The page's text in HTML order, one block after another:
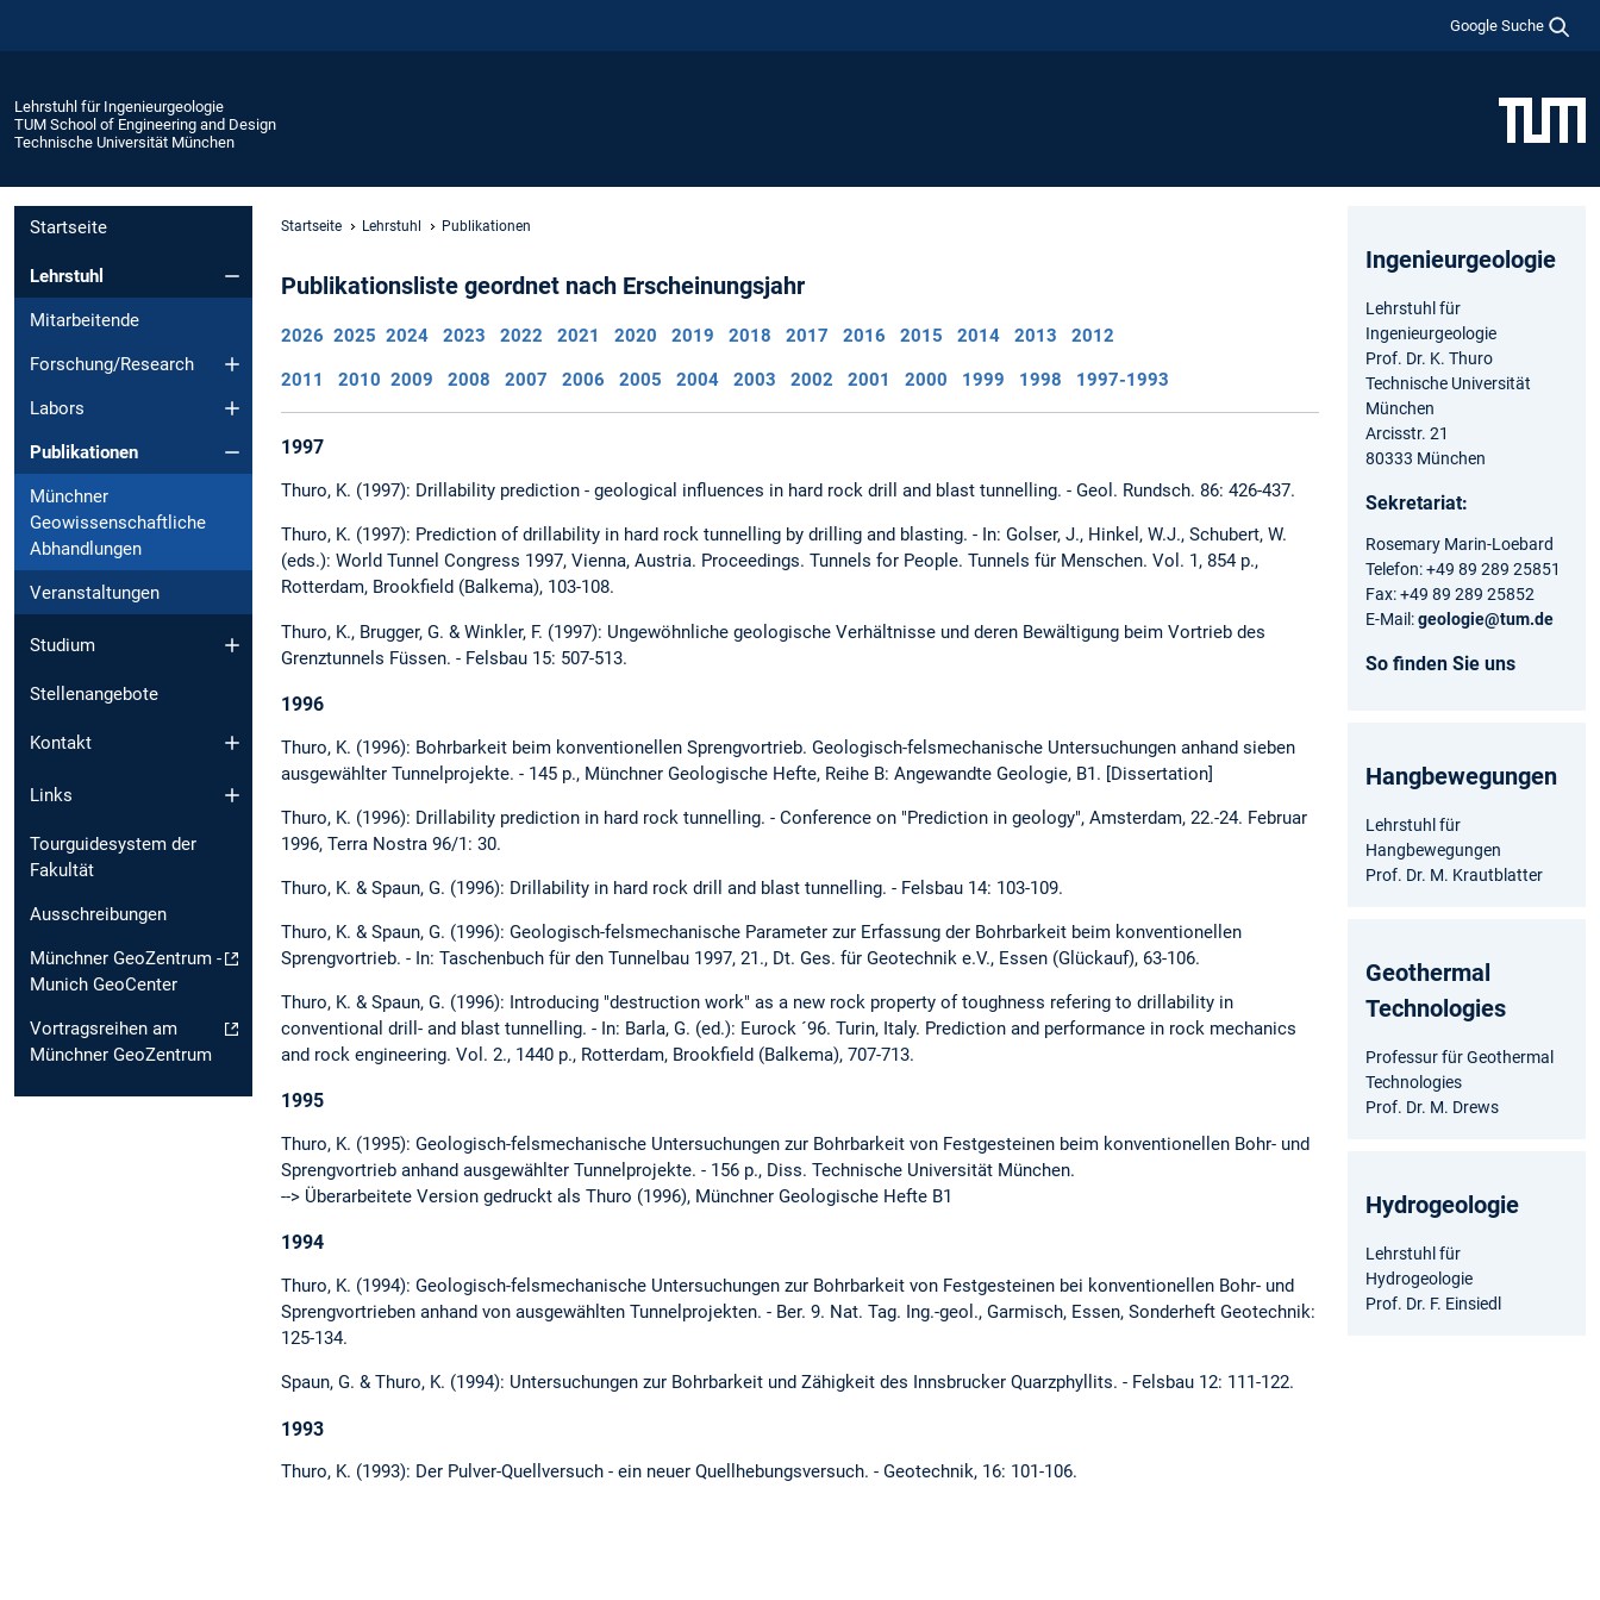
Google Suche
Lehrstuhl für Ingenieurgeologie
TUM School of Engineering and Design
Technische Universität München
Startseite
Lehrstuhl
Mitarbeitende
Forschung/Research
Labors
Publikationen
Münchner
Geowissenschaftliche
Abhandlungen
Veranstaltungen
Studium
Stellenangebote
Kontakt
Links
Tourguidesystem der
Fakultät
Ausschreibungen
Münchner GeoZentrum -
Munich GeoCenter
Vortragsreihen am
Münchner GeoZentrum
Startseite Lehrstuhl Publikationen
Publikationsliste geordnet nach Erscheinungsjahr
2026 2025 2024 2023 2022 2021 2020 2019 2018 2017 2016 2015 2014 2013 2012
2011 2010 2009 2008 2007 2006 2005 2004 2003 2002 2001 2000 1999 1998 1997-1993
1997
Thuro, K. (1997): Drillability prediction - geological influences in hard rock drill and blast tunnelling. - Geol. Rundsch. 86: 426-437.
Thuro, K. (1997): Prediction of drillability in hard rock tunnelling by drilling and blasting. - In: Golser, J., Hinkel, W.J., Schubert, W.
(eds.): World Tunnel Congress 1997, Vienna, Austria. Proceedings. Tunnels for People. Tunnels für Menschen. Vol. 1, 854 p.,
Rotterdam, Brookfield (Balkema), 103-108.
Thuro, K., Brugger, G. & Winkler, F. (1997): Ungewöhnliche geologische Verhältnisse und deren Bewältigung beim Vortrieb des
Grenztunnels Füssen. - Felsbau 15: 507-513.
1996
Thuro, K. (1996): Bohrbarkeit beim konventionellen Sprengvortrieb. Geologisch-felsmechanische Untersuchungen anhand sieben
ausgewählter Tunnelprojekte. - 145 p., Münchner Geologische Hefte, Reihe B: Angewandte Geologie, B1. [Dissertation]
Thuro, K. (1996): Drillability prediction in hard rock tunnelling. - Conference on "Prediction in geology", Amsterdam, 22.-24. Februar
1996, Terra Nostra 96/1: 30.
Thuro, K. & Spaun, G. (1996): Drillability in hard rock drill and blast tunnelling. - Felsbau 14: 103-109.
Thuro, K. & Spaun, G. (1996): Geologisch-felsmechanische Parameter zur Erfassung der Bohrbarkeit beim konventionellen
Sprengvortrieb. - In: Taschenbuch für den Tunnelbau 1997, 21., Dt. Ges. für Geotechnik e.V., Essen (Glückauf), 63-106.
Thuro, K. & Spaun, G. (1996): Introducing "destruction work" as a new rock property of toughness refering to drillability in
conventional drill- and blast tunnelling. - In: Barla, G. (ed.): Eurock ´96. Turin, Italy. Prediction and performance in rock mechanics
and rock engineering. Vol. 2., 1440 p., Rotterdam, Brookfield (Balkema), 707-713.
1995
Thuro, K. (1995): Geologisch-felsmechanische Untersuchungen zur Bohrbarkeit von Festgesteinen beim konventionellen Bohr- und
Sprengvortrieb anhand ausgewählter Tunnelprojekte. - 156 p., Diss. Technische Universität München.
--> Überarbeitete Version gedruckt als Thuro (1996), Münchner Geologische Hefte B1
1994
Thuro, K. (1994): Geologisch-felsmechanische Untersuchungen zur Bohrbarkeit von Festgesteinen bei konventionellen Bohr- und
Sprengvortrieben anhand von ausgewählten Tunnelprojekten. - Ber. 9. Nat. Tag. Ing.-geol., Garmisch, Essen, Sonderheft Geotechnik:
125-134.
Spaun, G. & Thuro, K. (1994): Untersuchungen zur Bohrbarkeit und Zähigkeit des Innsbrucker Quarzphyllits. - Felsbau 12: 111-122.
1993
Thuro, K. (1993): Der Pulver-Quellversuch - ein neuer Quellhebungsversuch. - Geotechnik, 16: 101-106.
Ingenieurgeologie
Lehrstuhl für
Ingenieurgeologie
Prof. Dr. K. Thuro
Technische Universität
München
Arcisstr. 21
80333 München
Sekretariat:
Rosemary Marin-Loebard
Telefon: +49 89 289 25851
Fax: +49 89 289 25852
E-Mail:geologie@tum.de
So finden Sie uns
Hangbewegungen
Lehrstuhl für
Hangbewegungen
Prof. Dr. M. Krautblatter
Geothermal
Technologies
Professur für Geothermal
Technologies
Prof. Dr. M. Drews
Hydrogeologie
Lehrstuhl für
Hydrogeologie
Prof. Dr. F. Einsiedl